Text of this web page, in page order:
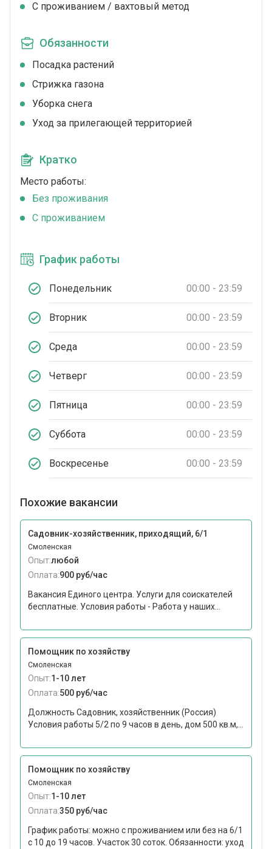
С проживанием / вахтовый метод
Обязанности
Посадка растений
Стрижка газона
Уборка снега
Уход за прилегающей территорией
Кратко
Место работы:
Без проживания
С проживанием
График работы
Понедельник 00:00 - 23:59
Вторник 00:00 - 23:59
Среда 00:00 - 23:59
Четверг 00:00 - 23:59
Пятница 00:00 - 23:59
Суббота 00:00 - 23:59
Воскресенье 00:00 - 23:59
Похожие вакансии
Садовник-хозяйственник, приходящий, 6/1
Смоленская
Опыт:любой
Оплата:900 руб/час
Вакансия Единого центра. Услуги для соискателей
бесплатные. Условия работы - Работа у наших...
Помощник по хозяйству
Смоленская
Опыт:1-10 лет
Оплата:500 руб/час
Должность Садовник, хозяйственник (Россия)
Условия работы 5/2 по 9 часов в день, дом 500 кв.м,...
Помощник по хозяйству
Смоленская
Опыт:1-10 лет
Оплата:350 руб/час
График работы: можно с проживанием или без на 6/1
с 10 до 19 часов. Участок 30 соток. Обязанности: уход